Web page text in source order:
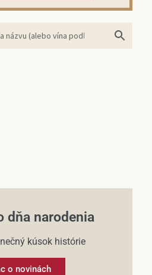
dňa narodenia
kúsok histórie
o novinách